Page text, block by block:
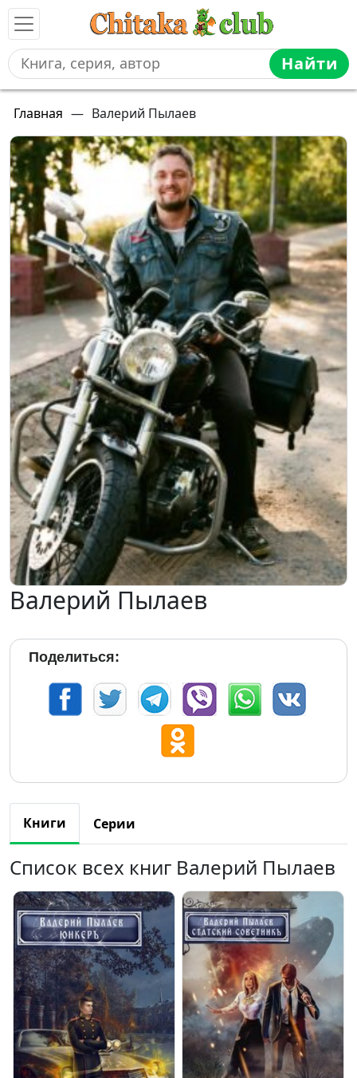
Найти
Главная — Валерий Пылаев
Валерий Пылаев
Поделиться:
Книги Серии
Список всех книг Валерий Пылаев